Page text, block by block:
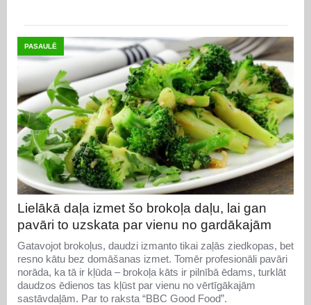
PASAULĒ
Lielākā daļa izmet šo brokoļa daļu, lai gan
pavāri to uzskata par vienu no gardākajām
Gatavojot brokoļus, daudzi izmanto tikai zaļās ziedkopas, bet
resno kātu bez domāšanas izmet. Tomēr profesionāli pavāri
norāda, ka tā ir kļūda – brokoļa kāts ir pilnībā ēdams, turklāt
daudzos ēdienos tas kļūst par vienu no vērtīgākajām
sastāvdaļām. Par to raksta “BBC Good Food”.